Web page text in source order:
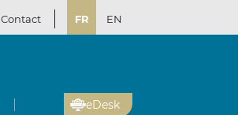
Contact FR EN
eDesk